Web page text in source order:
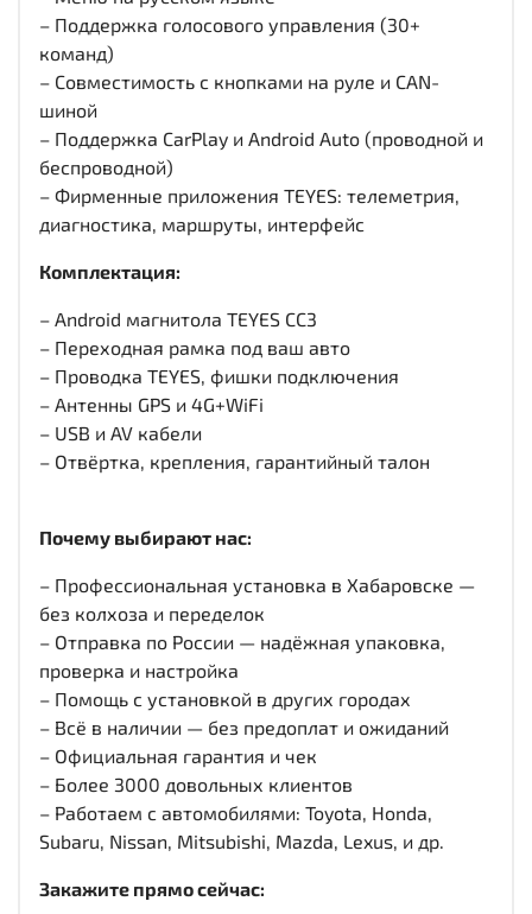
– Поддержка голосового управления (30+
команд)
– Совместимость с кнопками на руле и CAN-
шиной
– Поддержка CarPlay и Android Auto (проводной и
беспроводной)
– Фирменные приложения TEYES: телеметрия,
диагностика, маршруты, интерфейс
Комплектация:
– Android магнитола TEYES CC3
– Переходная рамка под ваш авто
– Проводка TEYES, фишки подключения
– Антенны GPS и 4G+WiFi
– USB и AV кабели
– Отвёртка, крепления, гарантийный талон
Почему выбирают нас:
– Профессиональная установка в Хабаровске —
без колхоза и переделок
– Отправка по России — надёжная упаковка,
проверка и настройка
– Помощь с установкой в других городах
– Всё в наличии — без предоплат и ожиданий
– Официальная гарантия и чек
– Более 3000 довольных клиентов
– Работаем с автомобилями: Toyota, Honda,
Subaru, Nissan, Mitsubishi, Mazda, Lexus, и др.
Закажите прямо сейчас: